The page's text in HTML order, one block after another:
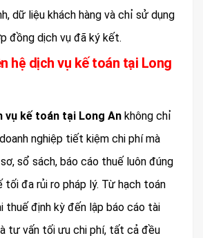
dữ liệu khách hàng và chỉ sử dụng
đồng dịch vụ đã ký kết.
hệ dịch vụ kế toán tại Long
vụ kế toán tại Long An không chỉ
nghiệp tiết kiệm chi phí mà
sổ sách, báo cáo thuế luôn đúng
tối đa rủi ro pháp lý. Từ hạch toán
thuế định kỳ đến lập báo cáo tài
tư vấn tối ưu chi phí, tất cả đều